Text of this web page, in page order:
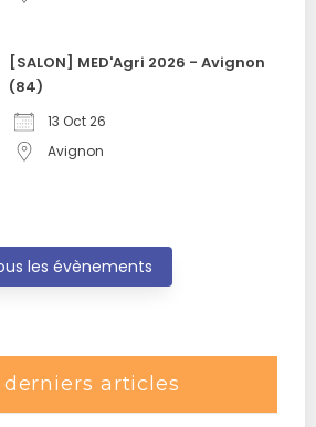
[SALON] MED'Agri 2026 - Avignon
(84)
13 Oct 26
Avignon
les évènements
derniers articles